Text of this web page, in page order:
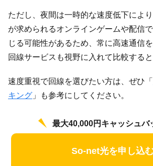
ただし、夜間は一時的な速度低下によ
が求められるオンラインゲームや配信
じる可能性があるため、常に高速通信
回線サービスも視野に入れて比較すると
速度重視で回線を選びたい方は、ぜひ「
キング 」も参考にしてください。
最大40,000円キャッシュバ
So-net光を申し込